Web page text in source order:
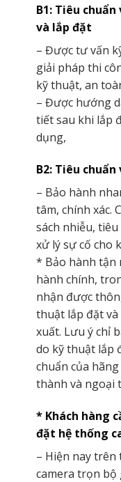
B1: Tiêu
và lắp đặt
– Được tư vấn
giải pháp thi
kỹ thuật, an
– Được hướng
tiết sau khi lắp
dụng,
B2: Tiêu
– Bảo hành
tâm, chính xác.
sách nhiễu,
xử lý sự cố cho
* Bảo hành tận
hành chính,
nhận được
thuật lắp đặt
xuất. Lưu ý chỉ
do kỹ thuật lắp
chuẩn của
thành và ngoại
* Khách hàng
đặt hệ thống
– Hiện nay
camera trọn bộ